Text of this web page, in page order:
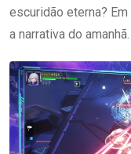
escuridão eterna? Em
a narrativa do amanhã.